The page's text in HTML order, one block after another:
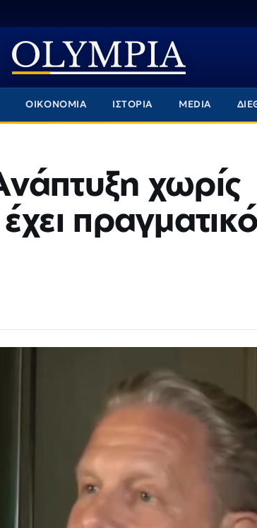
ΟΙΚΟΝΟΜΙΑ ΙΣΤΟΡΙΑ MEDIA
χωρίς
πραγματικό